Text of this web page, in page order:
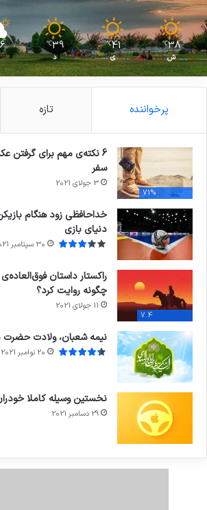
38
℃
ش
41
℃
ی
39
℃
د
پرخواننده تازه
71%
6 نکته‌ی مهم برای
سفر
3 جولای 2021
خداحافظی زود هنگام
دنیای بازی
30 سپتامبر 2021
7.4
راکستار داستان
چگونه روایت کرد؟
11 جولای 2021
نیمه شعبان، ولادت
20 نوامبر 2021
نخستین وسیله کاملا
29 دسامبر 2021